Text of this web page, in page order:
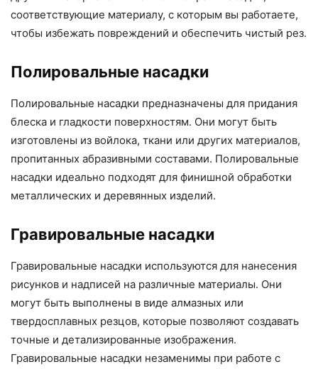
соответствующие материалу, с которым вы работаете,
чтобы избежать повреждений и обеспечить чистый рез.
Полировальные насадки
Полировальные насадки предназначены для придания
блеска и гладкости поверхностям. Они могут быть
изготовлены из войлока, ткани или других материалов,
пропитанных абразивными составами. Полировальные
насадки идеально подходят для финишной обработки
металлических и деревянных изделий.
Гравировальные насадки
Гравировальные насадки используются для нанесения
рисунков и надписей на различные материалы. Они
могут быть выполнены в виде алмазных или
твердосплавных резцов, которые позволяют создавать
точные и детализированные изображения.
Гравировальные насадки незаменимы при работе с